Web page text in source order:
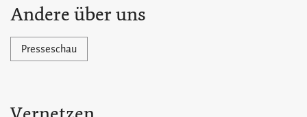
Andere über uns
Presseschau